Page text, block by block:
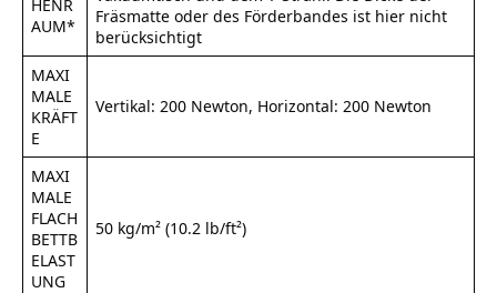
HENR
AUM*
Fräsmatte oder des Förderbandes ist hier nicht
berücksichtigt
MAXI
MALE
KRÄFT
E
Vertikal: 200 Newton, Horizontal: 200 Newton
MAXI
MALE
FLACH
BETTB
ELAST
UNG
50 kg/m² (10.2 lb/ft²)